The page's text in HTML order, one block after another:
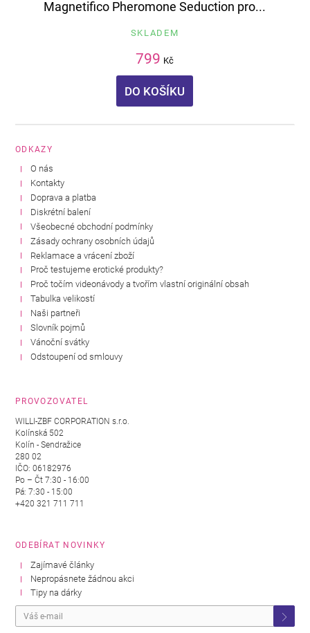
Magnetifico Pheromone Seduction pro...
SKLADEM
799 Kč
DO KOŠÍKU
ODKAZY
O nás
Kontakty
Doprava a platba
Diskrétní balení
Všeobecné obchodní podmínky
Zásady ochrany osobních údajů
Reklamace a vrácení zboží
Proč testujeme erotické produkty?
Proč točím videonávody a tvořím vlastní originální obsah
Tabulka velikostí
Naši partneři
Slovník pojmů
Vánoční svátky
Odstoupení od smlouvy
PROVOZOVATEL
WILLI-ZBF CORPORATION s.r.o.
Kolínská 502
Kolín - Sendražice
280 02
IČO: 06182976
Po – Čt 7:30 - 16:00
Pá: 7:30 - 15:00
+420 321 711 711
ODEBÍRAT NOVINKY
Zajímavé články
Nepropásnete žádnou akci
Tipy na dárky